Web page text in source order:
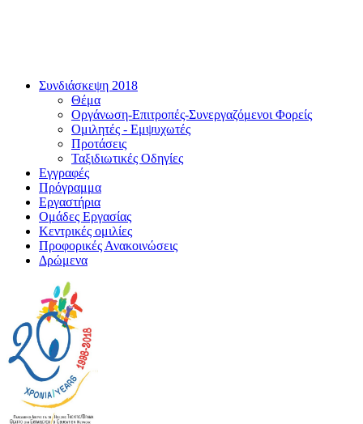
Συνδιάσκεψη 2018
Θέμα
Οργάνωση-Επιτροπές-Συνεργαζόμενοι Φορείς
Ομιλητές - Εμψυχωτές
Προτάσεις
Ταξιδιωτικές Οδηγίες
Εγγραφές
Πρόγραμμα
Εργαστήρια
Ομάδες Εργασίας
Κεντρικές ομιλίες
Προφορικές Ανακοινώσεις
Δρώμενα